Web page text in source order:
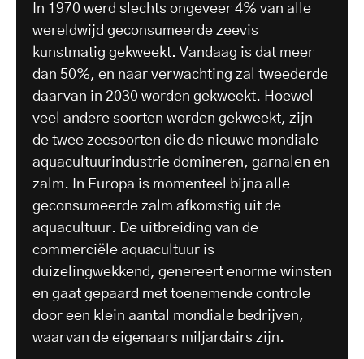
In 1970 werd slechts ongeveer 4% van alle
wereldwijd geconsumeerde zeevis
kunstmatig gekweekt. Vandaag is dat meer
dan 50%, en naar verwachting zal tweederde
daarvan in 2030 worden gekweekt. Hoewel
veel andere soorten worden gekweekt, zijn
de twee zeesoorten die de nieuwe mondiale
aquacultuurindustrie domineren, garnalen en
zalm. In Europa is momenteel bijna alle
geconsumeerde zalm afkomstig uit de
aquacultuur. De uitbreiding van de
commerciële aquacultuur is
duizelingwekkend, genereert enorme winsten
en gaat gepaard met toenemende controle
door een klein aantal mondiale bedrijven,
waarvan de eigenaars miljardairs zijn.